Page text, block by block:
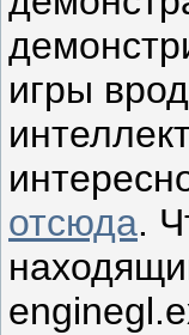
игры
отсюда.